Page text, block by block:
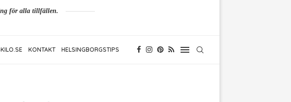
för alla tillfällen.
KONTAKT HELSINGBORGSTIPS